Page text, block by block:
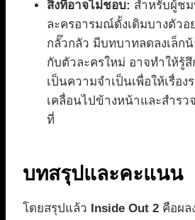
สิ่งที่อาจไม่ชอบ: สำหรับผู้ช
ละครอารมณ์ดั้งเดิมบางตัวอ
กลั๊วกลัว มีบทบาทลดลงเล็กน้
กับตัวละครใหม่ อาจทำให้รู้
เป็นความจำเป็นเพื่อให้เรื่อ
เคลื่อนไปข้างหน้าและสำรว
ที่
บทสรุปและคะแนน
โดยสรุปแล้ว Inside Out 2 คือผล